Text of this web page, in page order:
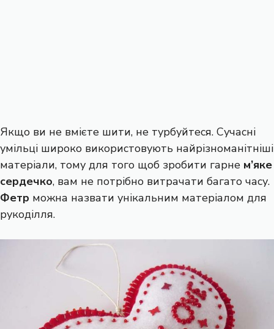
Якщо ви не вмієте шити, не турбуйтеся. Сучасні
умільці широко використовують найрізноманітніші
матеріали, тому для того щоб зробити гарне м’яке
сердечко, вам не потрібно витрачати багато часу.
Фетр можна назвати унікальним матеріалом для
рукоділля.